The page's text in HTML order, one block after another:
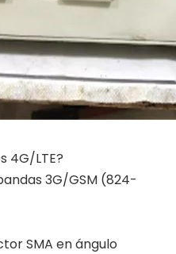
4G/LTE?
3G/GSM (824-
SMA en ángulo